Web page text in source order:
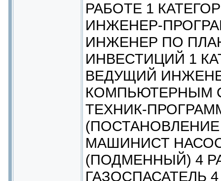
РАБОТЕ 1
ИНЖЕНЕР-
ИНЖЕНЕР ПО
ИНВЕСТИЦИЙ 1
ВЕДУЩИЙ
КОМПЬЮТЕРНЫМ
ТЕХНИК-
МАШИНИСТ
(ПОДМЕННЫЙ) 4
ГАЗОСПАСАТЕЛЬ